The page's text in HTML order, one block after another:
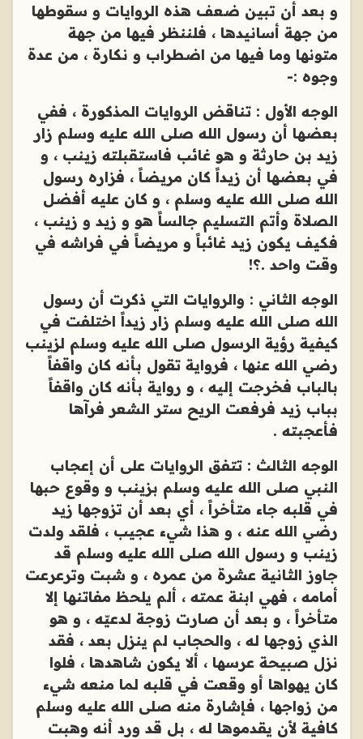
و بعد أن تبين ضعف هذه الروايات و سقوطها
من جهة أسانيدها ، فلننظر فيها من جهة
متونها وما فيها من اضطراب و نكارة ، من عدة
وجوه :-
الوجه الأول : تناقض الروايات المذكورة ، ففي
بعضها أن رسول الله صلى الله عليه وسلم زار
زيد بن حارثة و هو غائب فاستقبلته زينب ، و
في بعضها أن زيداً كان مريضاً ، فزاره رسول
الله صلى الله عليه وسلم ، و كان عليه أفضل
الصلاة وأتم التسليم جالساً هو و زيد و زينب ،
فكيف يكون زيد غائباً و مريضاً في فراشه في
وقت واحد .؟!
الوجه الثاني : والروايات التي ذكرت أن رسول
الله صلى الله عليه وسلم زار زيداً اختلفت في
كيفية رؤية الرسول صلى الله عليه وسلم لزينب
رضي الله عنها ، فرواية تقول بأنه كان واقفاً
بالباب فخرجت إليه ، و رواية بأنه كان واقفاً
بباب زيد فرفعت الريح ستر الشعر فرآها
فأعجبته .
الوجه الثالث : تتفق الروايات على أن إعجاب
النبي صلى الله عليه وسلم بزينب و وقوع حبها
في قلبه جاء متأخراً ، أي بعد أن تزوجها زيد
رضي الله عنه ، و هذا شيء عجيب ، فلقد ولدت
زينب و رسول الله صلى الله عليه وسلم قد
جاوز الثانية عشرة من عمره ، و شبت وترعرعت
أمامه ، فهي ابنة عمته ، ألم يلحظ مفاتنها إلا
متأخراً ، و بعد أن صارت زوجة لدعيّه ، و هو
الذي زوجها له ، والحجاب لم ينزل بعد ، فقد
نزل صبيحة عرسها ، ألا يكون شاهدها ، فلوا
كان يهواها أو وقعت في قلبه لما منعه شيء
من زواجها ، فإشارة منه صلى الله عليه وسلم
كافية لأن يقدموها له ، بل قد ورد أنه وهبت